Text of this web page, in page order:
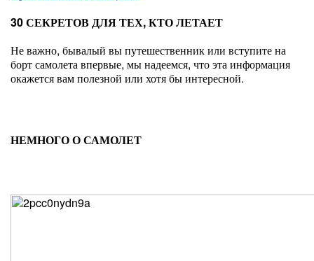
30 СЕКРЕТОВ ДЛЯ ТЕХ, КТО ЛЕТАЕТ
Не важно, бывалый вы путешественник или вступите на
борт самолета впервые, мы надеемся, что эта информация
окажется вам полезной или хотя бы интересной.
НЕМНОГО О САМОЛЕТ